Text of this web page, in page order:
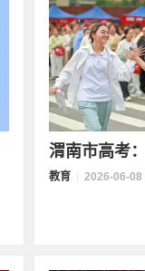
渭南市高考
教育 2026-06-08